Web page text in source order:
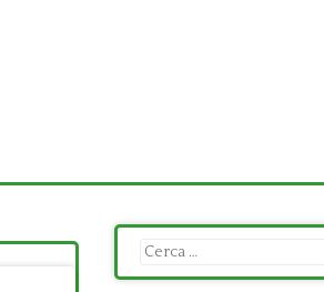
Ricerca
per: